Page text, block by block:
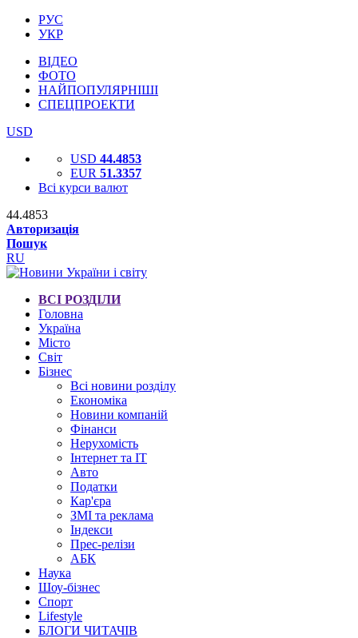
РУС
УКР
ВІДЕО
ФОТО
НАЙПОПУЛЯРНІШІ
СПЕЦПРОЕКТИ
USD
USD 44.4853
EUR 51.3357
Всі курси валют
44.4853
Авторизація
Пошук
RU
ВСІ РОЗДІЛИ
Головна
Україна
Місто
Світ
Бізнес
Всі новини розділу
Економіка
Новини компаній
Фінанси
Нерухомість
Інтернет та IT
Авто
Податки
Кар'єра
ЗМІ та реклама
Індекси
Прес-релізи
АБК
Наука
Шоу-бізнес
Спорт
Lifestyle
БЛОГИ ЧИТАЧІВ